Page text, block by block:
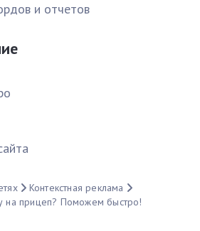
и отчетов
Контекстная реклама
на прицеп? Поможем быстро!